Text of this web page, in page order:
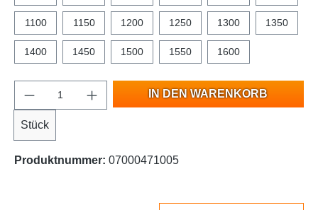
1100 1150 1200 1250 1300 1350
1400 1450 1500 1550 1600
Stück
IN DEN WARENKORB
Produktnummer: 07000471005